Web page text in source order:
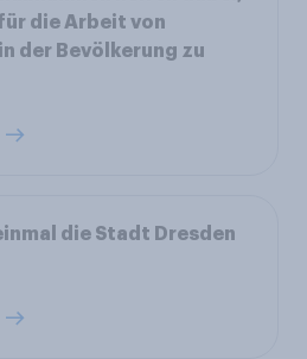
die Arbeit von
der Bevölkerung zu
die Stadt Dresden